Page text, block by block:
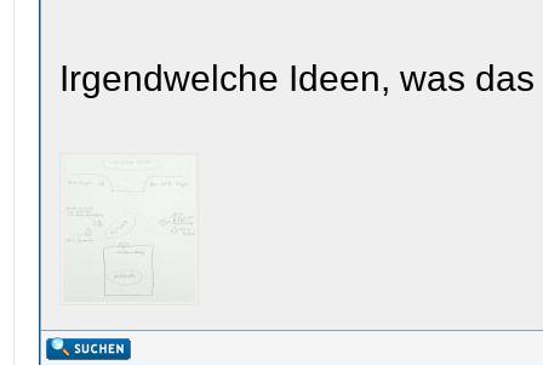
Irgendwelche Ideen, was